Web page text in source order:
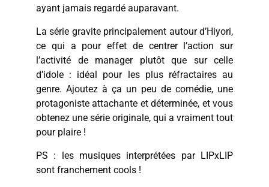
ayant jamais regardé auparavant.
La série gravite principalement autour d’Hiyori,
ce qui a pour effet de centrer l’action sur
l’activité de manager plutôt que sur celle
d’idole : idéal pour les plus réfractaires au
genre. Ajoutez à ça un peu de comédie, une
protagoniste attachante et déterminée, et vous
obtenez une série originale, qui a vraiment tout
pour plaire !
PS : les musiques interprétées par LIPxLIP
sont franchement cools !